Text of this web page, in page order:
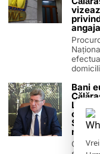
Deputatul AUR
„Profesori, nu
TERMENI ȘI CONDIȚII
PUBLICITATE
Bani
Sud-
noi